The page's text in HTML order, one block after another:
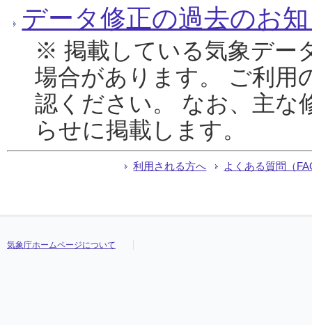
データ修正の過去のお
※ 掲載している気象デー
場合があります。 ご利用
認ください。 なお、主な
らせに掲載します。
利用される方へ よくある質問（
気象庁ホームページについて